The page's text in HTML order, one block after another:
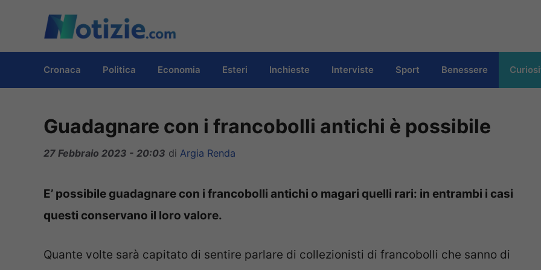
contenuto
Cronaca Politica Economia Esteri Inchieste Interviste Sport Benessere
Guadagnare con i francobolli antichi è possibile
27 Febbraio 2023 - 20:03 di Argia Renda
E’ possibile guadagnare con i francobolli antichi o magari quelli rari: in entrambi i casi
questi conservano il loro valore.
Quante volte sarà capitato di sentire parlare di collezionisti di francobolli che sanno di